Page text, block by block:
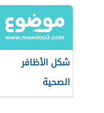
شكل الأظافر
الصحية